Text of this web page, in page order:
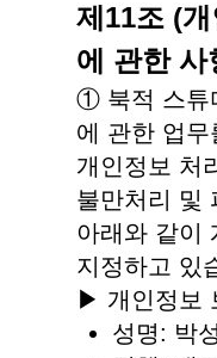
제11조 (
에 관한 사
① 북적 스튜
에 관한 업
개인정보 처
불만처리 및
아래와 같이
지정하고 있
▶ 개인정보
성명: 박